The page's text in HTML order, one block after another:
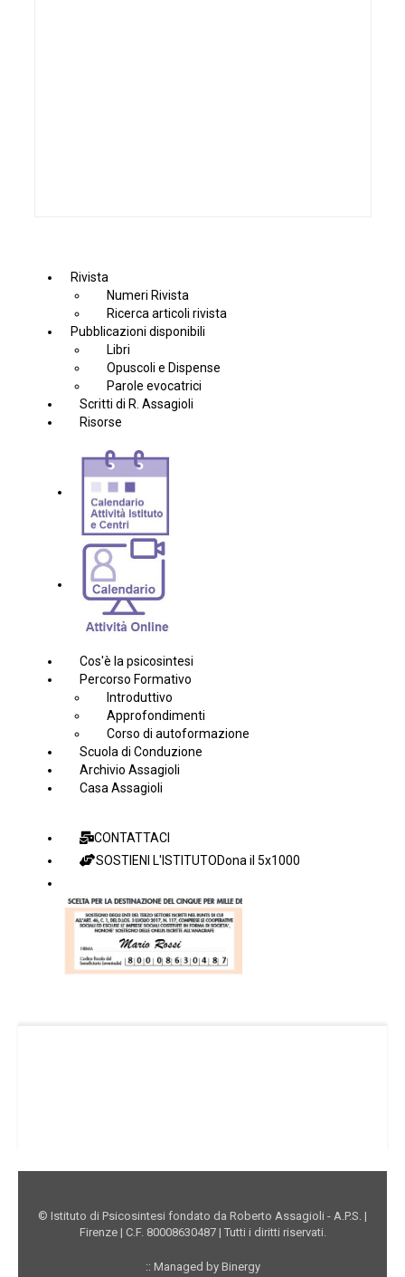
Rivista
Numeri Rivista
Ricerca articoli rivista
Pubblicazioni disponibili
Libri
Opuscoli e Dispense
Parole evocatrici
Scritti di R. Assagioli
Risorse
Cos'è la psicosintesi
Percorso Formativo
Introduttivo
Approfondimenti
Corso di autoformazione
Scuola di Conduzione
Archivio Assagioli
Casa Assagioli
CONTATTACI
SOSTIENI L'ISTITUTODona il 5x1000
© Istituto di Psicosintesi fondato da Roberto Assagioli - A.P.S. |
Firenze | C.F. 80008630487 | Tutti i diritti riservati.
:: Managed by Binergy